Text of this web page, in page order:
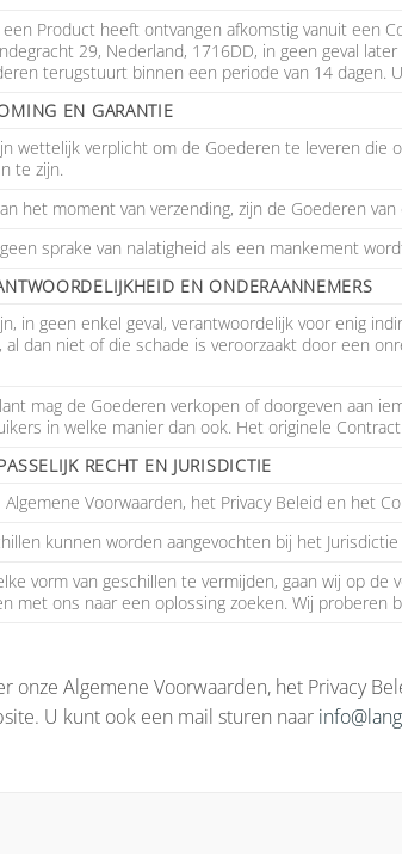
een Product heeft ontvangen afkomstig vanuit een
29, Nederland, 1716DD, in geen geval
terugstuurt binnen een periode van 14 dagen.
EN GARANTIE
wettelijk verplicht om de Goederen te leveren
te zijn.
het moment van verzending, zijn de Goederen
sprake van nalatigheid als een mankement
EN ONDERAANNEMERS
in geen enkel geval, verantwoordelijk voor enig
al dan niet of die schade is veroorzaakt door een
mag de Goederen verkopen of doorgeven aan
in welke manier dan ook. Het originele
RECHT EN JURISDICTIE
Algemene Voorwaarden, het Privacy Beleid en het
kunnen worden aangevochten bij het
vorm van geschillen te vermijden, gaan wij op
met ons naar een oplossing zoeken. Wij
onze Algemene Voorwaarden, het Privacy
U kunt ook een mail sturen naar